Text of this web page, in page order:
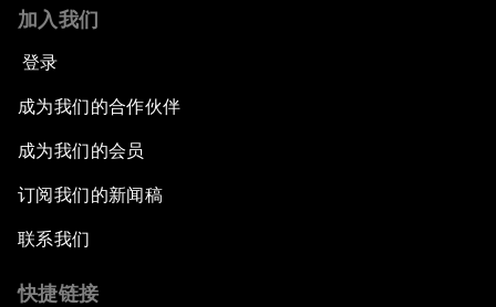
加入我们
登录
成为我们的合作伙伴
成为我们的会员
订阅我们的新闻稿
联系我们
快捷链接